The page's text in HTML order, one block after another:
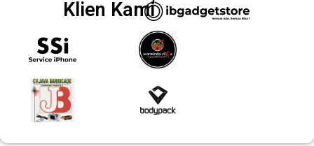
Klien Kami